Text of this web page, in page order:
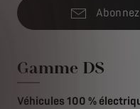
Gamme DS
Véhicules 100 %